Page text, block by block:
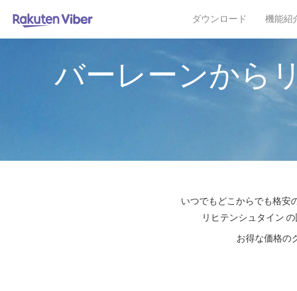
ダウンロード 機能紹
バーレーンから
いつでもどこからでも格安
リヒテンシュタイン
お得な価格の